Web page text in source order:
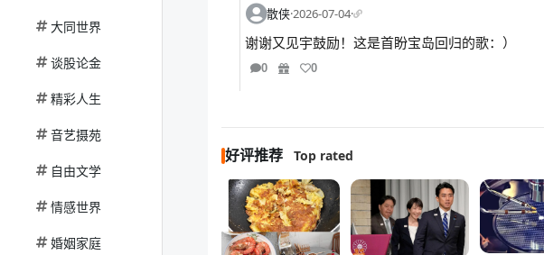
大同世界
谈股论金
精彩人生
音艺摄苑
自由文学
情感世界
婚姻家庭
散侠·2026-07-04·
谢谢又见宇鼓励！这是首盼宝岛回归的歌：）
0 0
好评推荐 Top rated